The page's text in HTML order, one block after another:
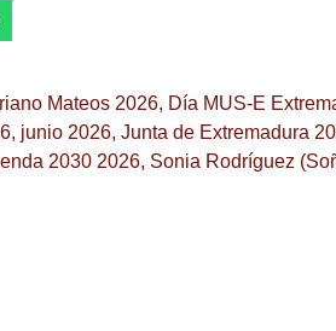
Mateos 2026, Día MUS-E
, junio 2026, Junta de Extremadura
2030 2026, Sonia Rodríguez